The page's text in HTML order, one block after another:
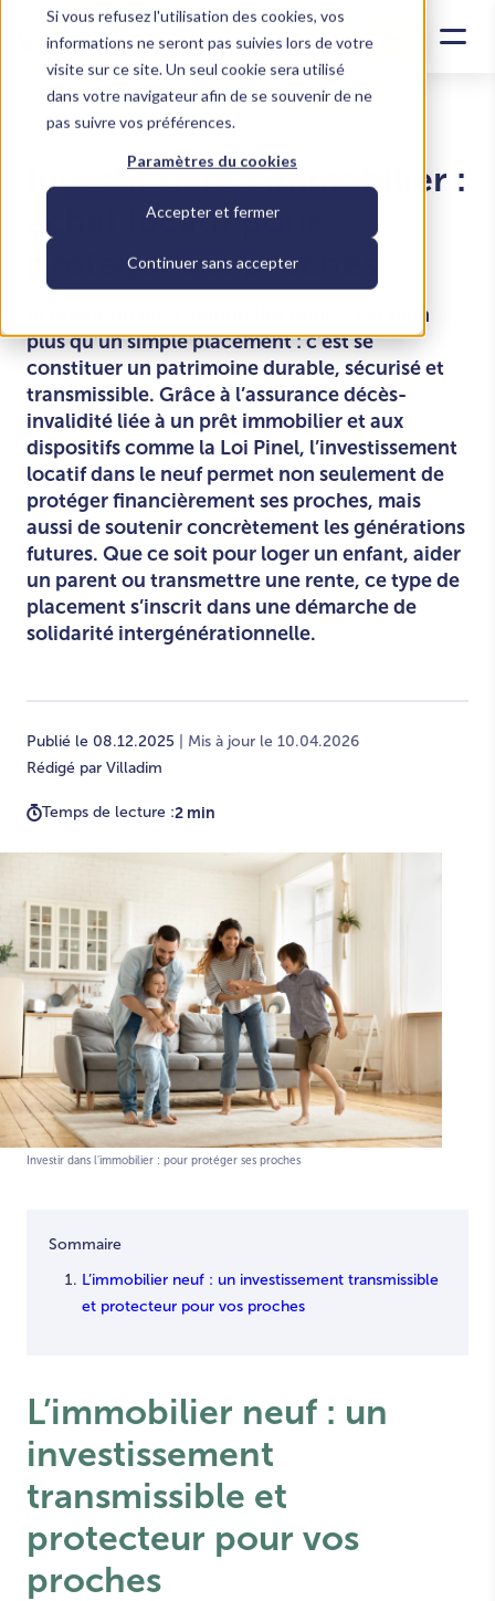
Si vous refusez l'utilisation des cookies, vos
informations ne seront pas suivies lors de votre
visite sur ce site. Un seul cookie sera utilisé
dans votre navigateur afin de se souvenir de ne
pas suivre vos préférences.
Paramètres du cookies
Accepter et fermer
Continuer sans accepter
Investir dans le locatif
Investir dans l’immobilier :
achat locatif pour
protéger ses proches
Acquérir un bien immobilier neuf, c’est bien
plus qu’un simple placement : c’est se
constituer un patrimoine durable, sécurisé et
transmissible. Grâce à l’assurance décès-
invalidité liée à un prêt immobilier et aux
dispositifs comme la Loi Pinel, l’investissement
locatif dans le neuf permet non seulement de
protéger financièrement ses proches, mais
aussi de soutenir concrètement les générations
futures. Que ce soit pour loger un enfant, aider
un parent ou transmettre une rente, ce type de
placement s’inscrit dans une démarche de
solidarité intergénérationnelle.
Publié le 08.12.2025
| Mis à jour le 10.04.2026
Rédigé par Villadim
Temps de lecture :2 min
Investir dans l'immobilier : pour protéger ses proches
Sommaire
L’immobilier neuf : un investissement transmissible
et protecteur pour vos proches
L’immobilier neuf : un
investissement
transmissible et
protecteur pour vos
proches